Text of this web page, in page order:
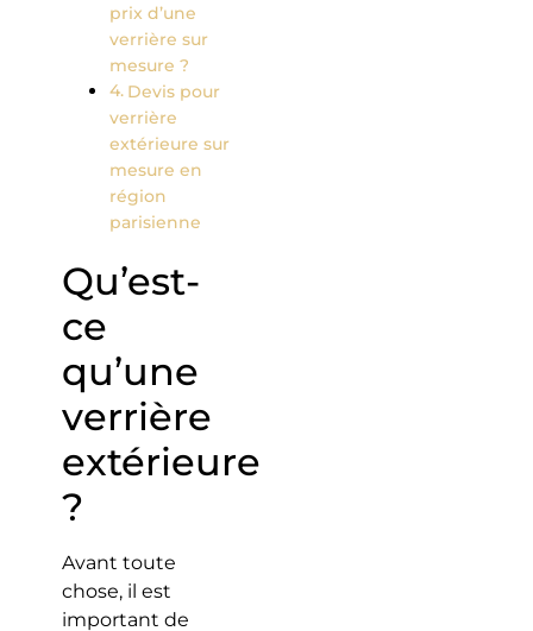
prix d’une
verrière sur
mesure ?
Devis pour
verrière
extérieure sur
mesure en
région
parisienne
Qu’est-
ce
qu’une
verrière
extérieure
?
Avant toute
chose, il est
important de